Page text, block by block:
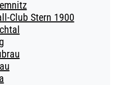
Club Stern 1900